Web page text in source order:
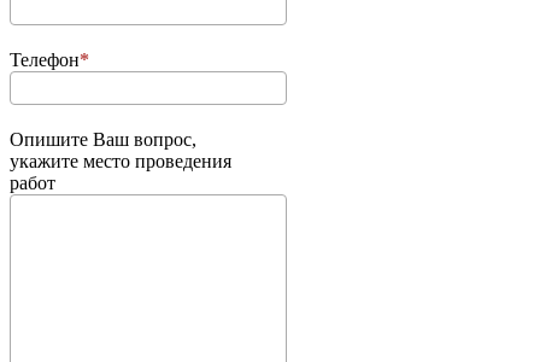
Телефон
Опишите Ваш вопрос,
укажите место проведения
работ